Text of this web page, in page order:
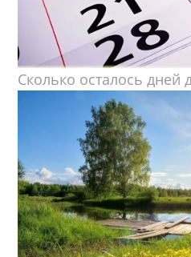
Сколько осталось дней